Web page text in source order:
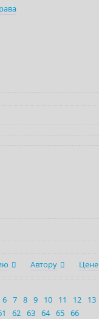
Автору Цене
6 7 8 9 10 11 12 13
62 63 64 65 66